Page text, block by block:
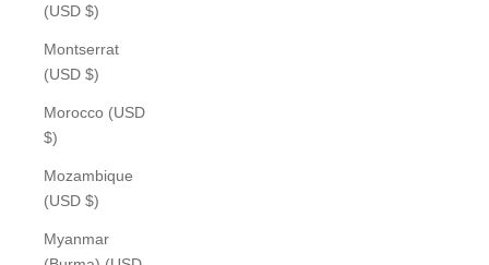
(USD $)
Montserrat
(USD $)
Morocco (USD
$)
Mozambique
(USD $)
Myanmar